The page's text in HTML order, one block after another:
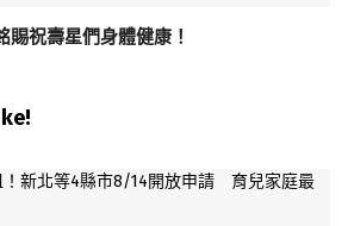
祝壽星們身體健康！